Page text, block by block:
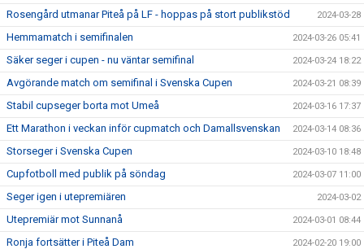
Rosengård utmanar Piteå på LF - hoppas på stort publikstöd 2024-03-28
Hemmamatch i semifinalen 2024-03-26 05:41
Säker seger i cupen - nu väntar semifinal 2024-03-24 18:22
Avgörande match om semifinal i Svenska Cupen 2024-03-21 08:39
Stabil cupseger borta mot Umeå 2024-03-16 17:37
Ett Marathon i veckan inför cupmatch och Damallsvenskan 2024-03-14 08:36
Storseger i Svenska Cupen 2024-03-10 18:48
Cupfotboll med publik på söndag 2024-03-07 11:00
Seger igen i utepremiären 2024-03-02
Utepremiär mot Sunnanå 2024-03-01 08:44
Ronja fortsätter i Piteå Dam 2024-02-20 19:00